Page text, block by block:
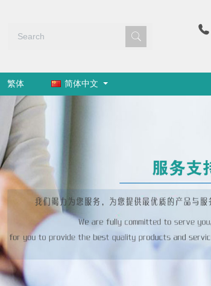
繁体 简体中文